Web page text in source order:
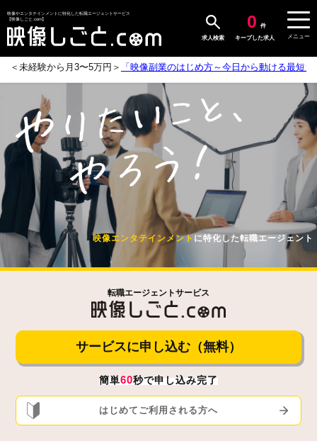
映像やエンタテインメントに特化した転職エージェントサービス
【映像しごと.com】
求人検索
0
件
キープした求人
メニュー
5万円＞「映像副業のはじめ方～今日から動ける最短ガイド～」のページを
映像エンタテインメント に特化 した転職エージェント
転職エージェントサービス
サービスに申し込む（無料）
簡単60秒で申し込み完了
はじめてご利用される方へ